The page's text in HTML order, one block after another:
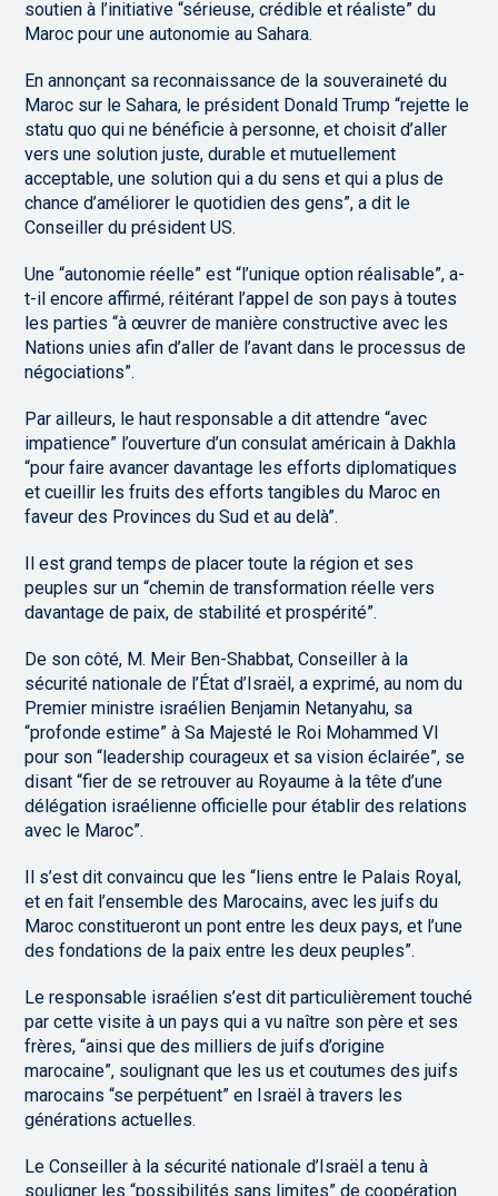
soutien à l’initiative “sérieuse, crédible et réaliste” du
Maroc pour une autonomie au Sahara.
En annonçant sa reconnaissance de la souveraineté du
Maroc sur le Sahara, le président Donald Trump “rejette le
statu quo qui ne bénéficie à personne, et choisit d’aller
vers une solution juste, durable et mutuellement
acceptable, une solution qui a du sens et qui a plus de
chance d’améliorer le quotidien des gens”, a dit le
Conseiller du président US.
Une “autonomie réelle” est “l’unique option réalisable”, a-
t-il encore affirmé, réitérant l’appel de son pays à toutes
les parties “à œuvrer de manière constructive avec les
Nations unies afin d’aller de l’avant dans le processus de
négociations”.
Par ailleurs, le haut responsable a dit attendre “avec
impatience” l’ouverture d’un consulat américain à Dakhla
“pour faire avancer davantage les efforts diplomatiques
et cueillir les fruits des efforts tangibles du Maroc en
faveur des Provinces du Sud et au delà”.
Il est grand temps de placer toute la région et ses
peuples sur un “chemin de transformation réelle vers
davantage de paix, de stabilité et prospérité”.
De son côté, M. Meir Ben-Shabbat, Conseiller à la
sécurité nationale de l’État d’Israël, a exprimé, au nom du
Premier ministre israélien Benjamin Netanyahu, sa
“profonde estime” à Sa Majesté le Roi Mohammed VI
pour son “leadership courageux et sa vision éclairée”, se
disant “fier de se retrouver au Royaume à la tête d’une
délégation israélienne officielle pour établir des relations
avec le Maroc”.
Il s’est dit convaincu que les “liens entre le Palais Royal,
et en fait l’ensemble des Marocains, avec les juifs du
Maroc constitueront un pont entre les deux pays, et l’une
des fondations de la paix entre les deux peuples”.
Le responsable israélien s’est dit particulièrement touché
par cette visite à un pays qui a vu naître son père et ses
frères, “ainsi que des milliers de juifs d’origine
marocaine”, soulignant que les us et coutumes des juifs
marocains “se perpétuent” en Israël à travers les
générations actuelles.
Le Conseiller à la sécurité nationale d’Israël a tenu à
souligner les “possibilités sans limites” de coopération